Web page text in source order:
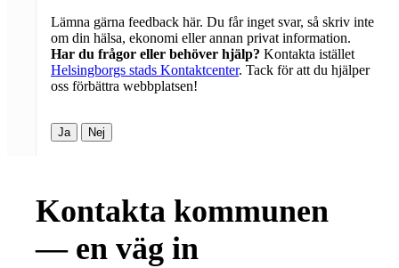
Lämna gärna feedback här. Du får inget svar, så skriv inte
om din hälsa, ekonomi eller annan privat information.
Har du frågor eller behöver hjälp? Kontakta istället
Helsingborgs stads Kontaktcenter. Tack för att du hjälper
oss förbättra webbplatsen!
Ja Nej
Kontakta kommunen
— en väg in